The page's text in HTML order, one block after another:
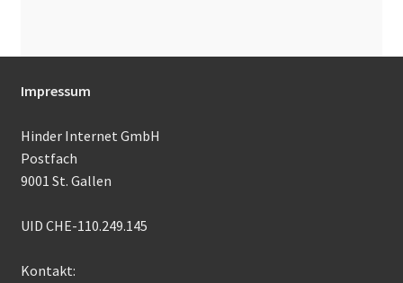
Impressum
Hinder Internet GmbH
Postfach
9001 St. Gallen
UID CHE-110.249.145
Kontakt: